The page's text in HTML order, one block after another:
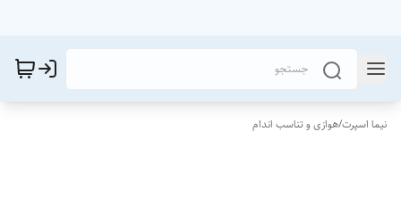
نیما اسپرت/هوازی و تناسب اندام